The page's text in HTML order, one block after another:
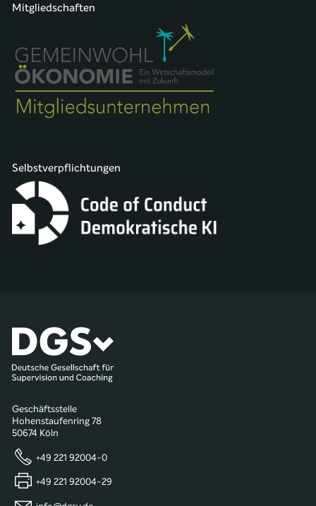
Mitgliedschaften
Selbstverpflichtungen
Geschäftsstelle
Hohenstaufenring 78
50674 Köln
+49 221 92004-0
+49 221 92004-29